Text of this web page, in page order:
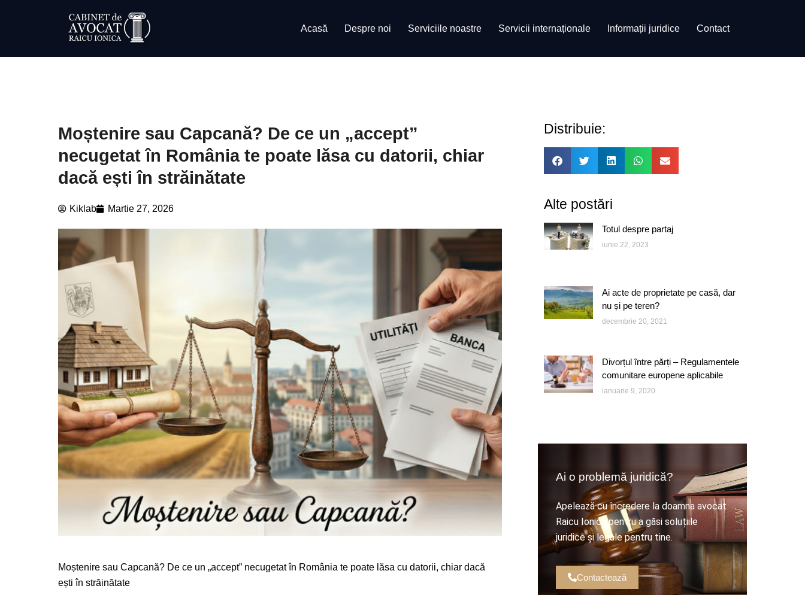
Acasă Despre noi Serviciile noastre Servicii internaționale Informații juridice Contact
Moștenire sau Capcană? De ce un „accept”
necugetat în România te poate lăsa cu datorii, chiar
dacă ești în străinătate
Kiklab Martie 27, 2026
Moștenire sau Capcană? De ce un „accept” necugetat în România te poate lăsa cu datorii, chiar dacă
ești în străinătate
Distribuie:
Alte postări
Totul despre partaj
iunie 22, 2023
Ai acte de proprietate pe casă, dar
nu și pe teren?
decembrie 20, 2021
Divorțul între părți – Regulamentele
comunitare europene aplicabile
ianuarie 9, 2020
Ai o problemă juridică?
Apelează cu încredere la doamna avocat
Raicu Ionica pentru a găsi soluțiile
juridice și legale pentru tine.
Contactează